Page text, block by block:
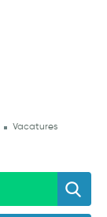
Vacatures